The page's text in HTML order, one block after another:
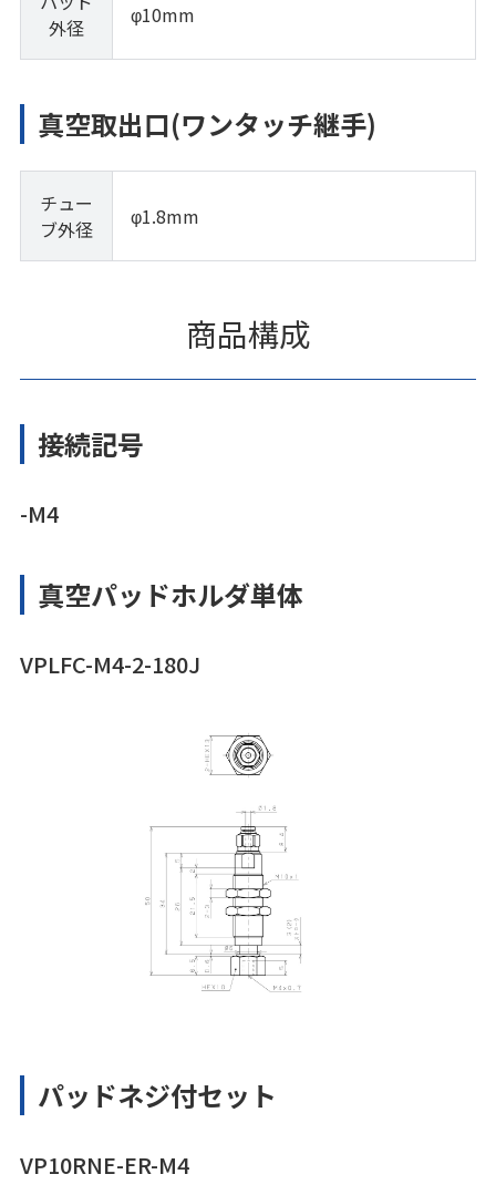
外径
φ10mm
真空取出口(ワンタッチ継手)
チュー
ブ外径
φ1.8mm
商品構成
接続記号
-M4
真空パッドホルダ単体
VPLFC-M4-2-180J
パッドネジ付セット
VP10RNE-ER-M4